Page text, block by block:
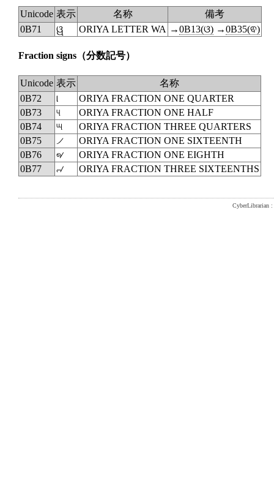
Unicode 表示 名称
備考
0B71
ୱ ORIYA LETTER WA →0B13(ଓ) →0B35(ଵ)
Fraction signs （分数記号）
Unicode 表示
名称
0B72
୲
ORIYA FRACTION ONE QUARTER
0B73
୳
ORIYA FRACTION ONE HALF
0B74
୴
ORIYA FRACTION THREE QUARTERS
0B75
୵
ORIYA FRACTION ONE SIXTEENTH
0B76
୶
ORIYA FRACTION ONE EIGHTH
0B77
୷ ORIYA FRACTION THREE SIXTEENTHS
CyberLibrarian